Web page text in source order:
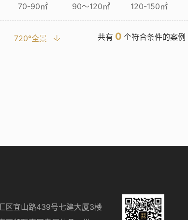
70-90㎡ 90～120㎡ 120-150㎡
720°全景 共有 0 个符合条件的案例
区宜山路439号七建大厦3楼